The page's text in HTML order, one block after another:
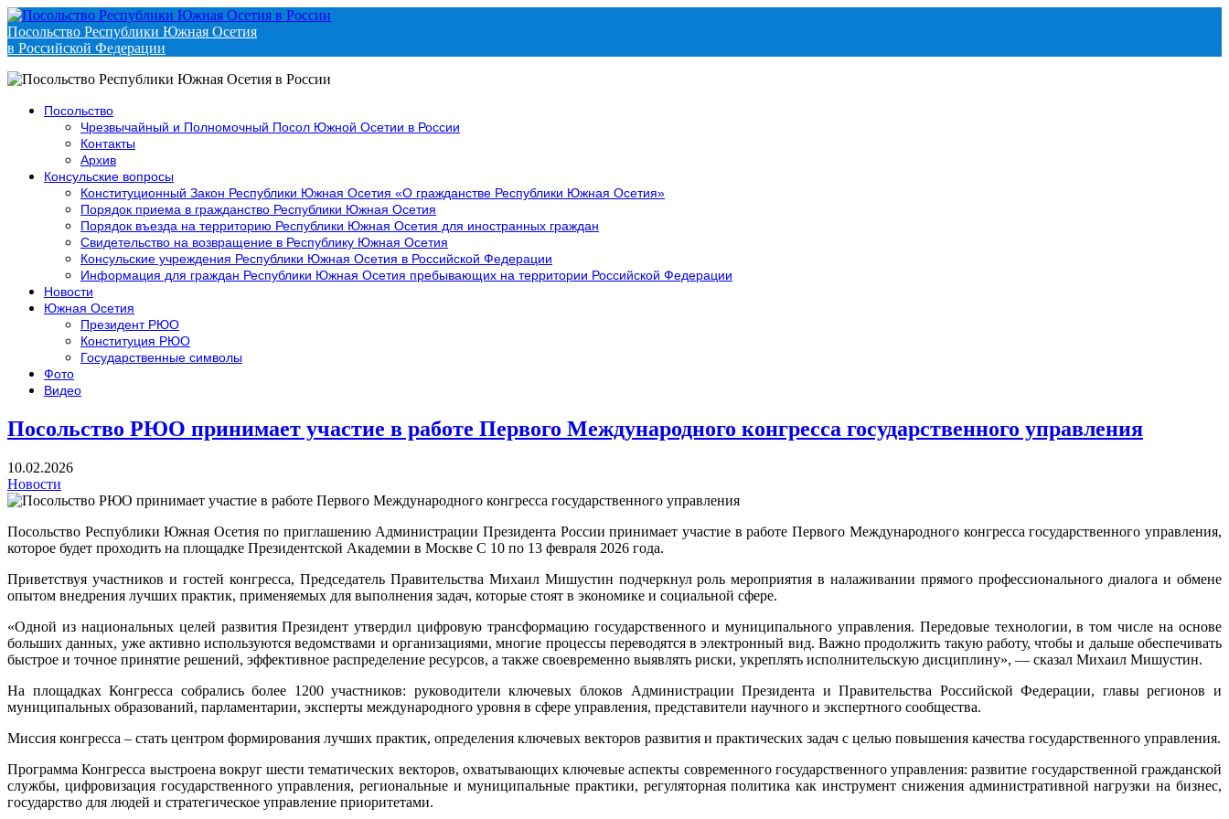
Посольство Республики Южная Осетия
в Российской Федерации
Посольство
Чрезвычайный и Полномочный Посол Южной Осетии в России
Контакты
Архив
Консульские вопросы
Конституционный Закон Республики Южная Осетия «О гражданстве Республики Южная Осетия»
Порядок приема в гражданство Республики Южная Осетия
Порядок въезда на территорию Республики Южная Осетия для иностранных граждан
Свидетельство на возвращение в Республику Южная Осетия
Консульские учреждения Республики Южная Осетия в Российской Федерации
Информация для граждан Республики Южная Осетия пребывающих на территории Российской Федерации
Новости
Южная Осетия
Президент РЮО
Конституция РЮО
Государственные символы
Фото
Видео
Посольство РЮО принимает участие в работе Первого Международного конгресса государственного управления
10.02.2026
Новости
Посольство Республики Южная Осетия по приглашению Администрации Президента России принимает участие в работе Первого Международного конгресса государственного управления,
которое будет проходить на площадке Президентской Академии в Москве С 10 по 13 февраля 2026 года.
Приветствуя участников и гостей конгресса, Председатель Правительства Михаил Мишустин подчеркнул роль мероприятия в налаживании прямого профессионального диалога и обмене
опытом внедрения лучших практик, применяемых для выполнения задач, которые стоят в экономике и социальной сфере.
«Одной из национальных целей развития Президент утвердил цифровую трансформацию государственного и муниципального управления. Передовые технологии, в том числе на основе
больших данных, уже активно используются ведомствами и организациями, многие процессы переводятся в электронный вид. Важно продолжить такую работу, чтобы и дальше обеспечивать
быстрое и точное принятие решений, эффективное распределение ресурсов, а также своевременно выявлять риски, укреплять исполнительскую дисциплину», — сказал Михаил Мишустин.
На площадках Конгресса собрались более 1200 участников: руководители ключевых блоков Администрации Президента и Правительства Российской Федерации, главы регионов и
муниципальных образований, парламентарии, эксперты международного уровня в сфере управления, представители научного и экспертного сообщества.
Миссия конгресса – стать центром формирования лучших практик, определения ключевых векторов развития и практических задач с целью повышения качества государственного управления.
Программа Конгресса выстроена вокруг шести тематических векторов, охватывающих ключевые аспекты современного государственного управления: развитие государственной гражданской
службы, цифровизация государственного управления, региональные и муниципальные практики, регуляторная политика как инструмент снижения административной нагрузки на бизнес,
государство для людей и стратегическое управление приоритетами.